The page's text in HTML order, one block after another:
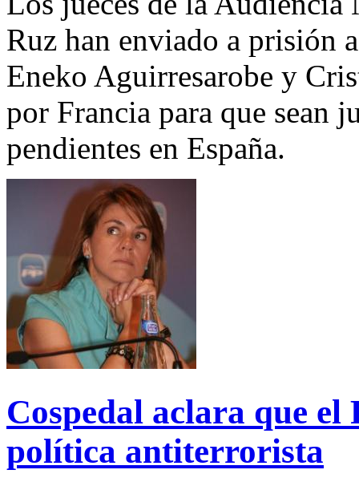
Ruz han enviado a prisión
Eneko Aguirresarobe y
por Francia para que sean
pendientes en España.
Cospedal aclara que
política antiterrorista